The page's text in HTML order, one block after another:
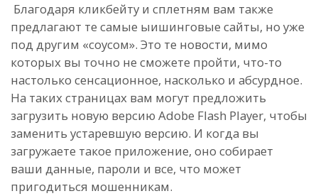
Благодаря кликбейту и сплетням вам также
предлагают те самые ыишинговые сайты, но уже
под другим «соусом». Это те новости, мимо
которых вы точно не сможете пройти, что-то
настолько сенсационное, насколько и абсурдное.
На таких страницах вам могут предложить
загрузить новую версию Adobe Flash Player, чтобы
заменить устаревшую версию. И когда вы
загружаете такое приложение, оно собирает
ваши данные, пароли и все, что может
пригодиться мошенникам.